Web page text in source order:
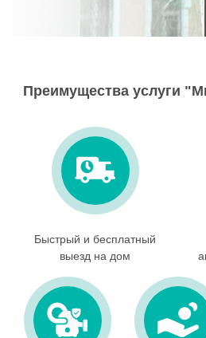
Преимущества услуги
Быстрый и бесплатный
выезд на дом